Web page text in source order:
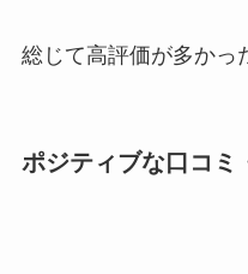
総じて高評価が多かっ
ポジティブな口コミ